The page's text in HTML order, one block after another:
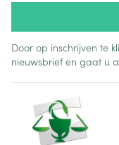
verhoging van
uitgescheiden
verhoogde
zonnebanken en
(aangetoond in
Door op inschrijven te
nieuwsbrief en gaat u